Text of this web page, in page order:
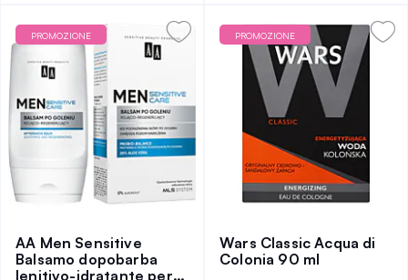
PROMOZIONE
AA Men Sensitive
Balsamo dopobarba
lenitivo-idratante per
PROMOZIONE
Wars Classic Acqua di
Colonia 90 ml